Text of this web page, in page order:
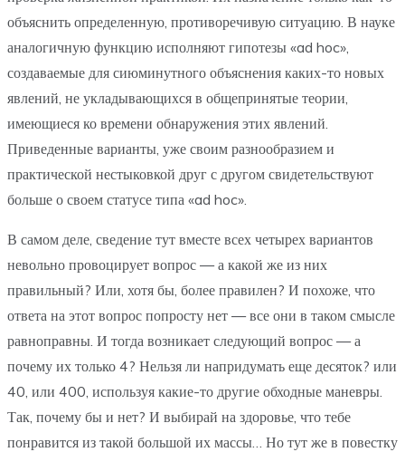
объяснить определенную, противоречивую ситуацию. В науке
аналогичную функцию исполняют гипотезы «ad hoc»,
создаваемые для сиюминутного объяснения каких-то новых
явлений, не укладывающихся в общепринятые теории,
имеющиеся ко времени обнаружения этих явлений.
Приведенные варианты, уже своим разнообразием и
практической нестыковкой друг с другом свидетельствуют
больше о своем статусе типа «ad hoc».
В самом деле, сведение тут вместе всех четырех вариантов
невольно провоцирует вопрос — а какой же из них
правильный? Или, хотя бы, более правилен? И похоже, что
ответа на этот вопрос попросту нет — все они в таком смысле
равноправны. И тогда возникает следующий вопрос — а
почему их только 4? Нельзя ли напридумать еще десяток? или
40, или 400, используя какие-то другие обходные маневры.
Так, почему бы и нет? И выбирай на здоровье, что тебе
понравится из такой большой их массы… Но тут же в повестку